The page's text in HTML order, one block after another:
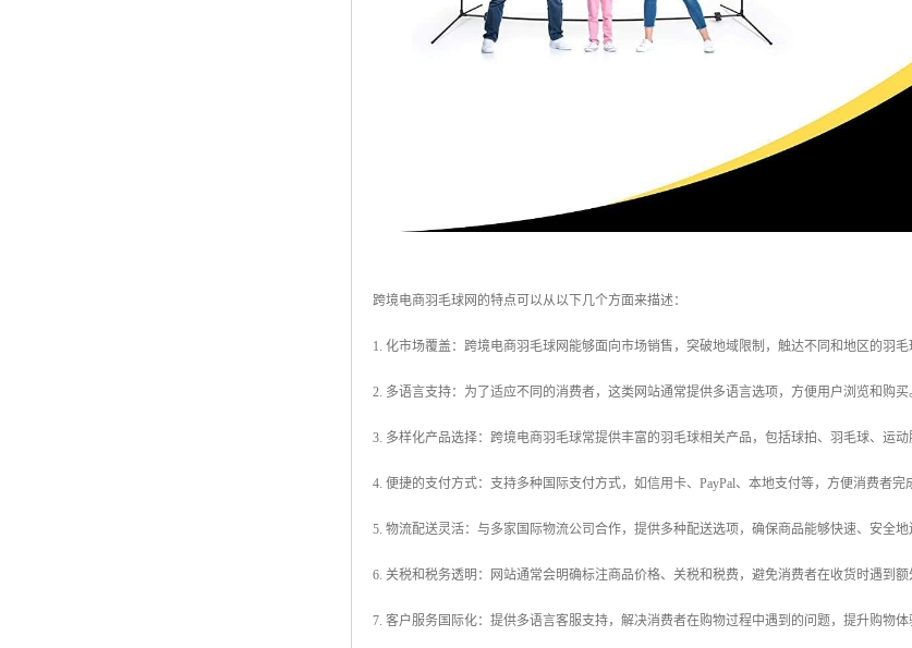
跨境电商羽毛球网的特点可以从以下几个方面来描述：
1. 化市场覆盖：跨境电商羽毛球网能够面向市场销售，突破地域限制，触达不同和地区的羽毛
2. 多语言支持：为了适应不同的消费者，这类网站通常提供多语言选项，方便用户浏览和购买
3. 多样化产品选择：跨境电商羽毛球常提供丰富的羽毛球相关产品，包括球拍、羽毛球、运动
4. 便捷的支付方式：支持多种国际支付方式，如信用卡、PayPal、本地支付等，方便消费者完
5. 物流配送灵活：与多家国际物流公司合作，提供多种配送选项，确保商品能够快速、安全地
6. 关税和税务透明：网站通常会明确标注商品价格、关税和税费，避免消费者在收货时遇到额
7. 客户服务国际化：提供多语言客服支持，解决消费者在购物过程中遇到的问题，提升购物体